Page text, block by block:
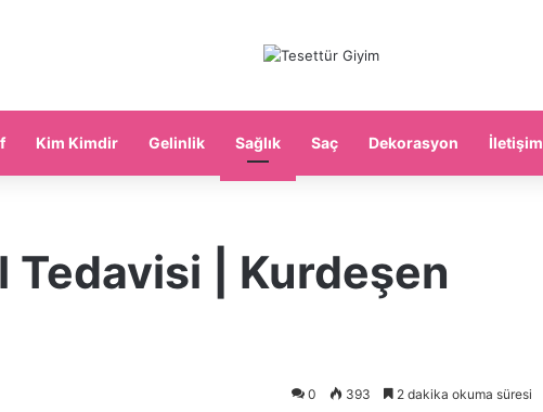
Kim Kimdir Gelinlik Sağlık Saç Dekorasyon İletişim
| Kurdeşen
0 393 2 dakika okuma süresi